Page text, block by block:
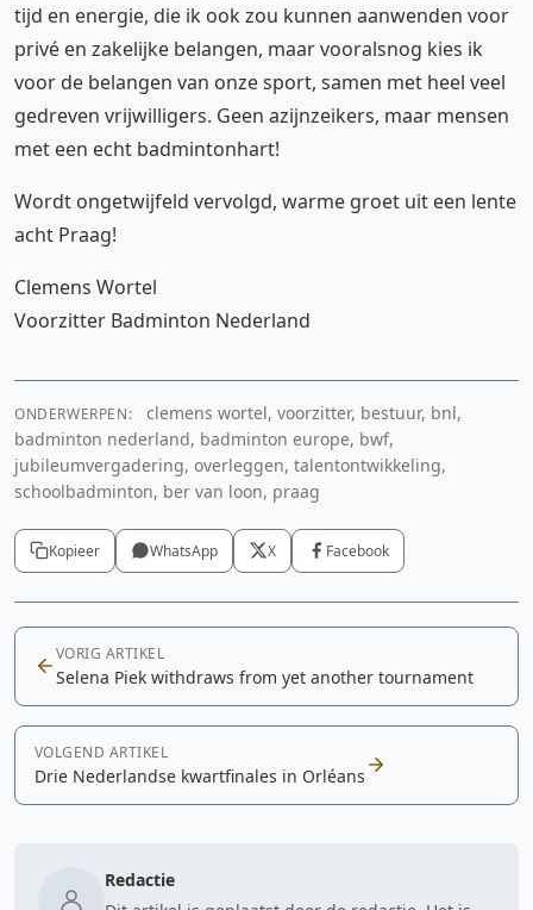
tijd en energie, die ik ook zou kunnen aanwenden voor
privé en zakelijke belangen, maar vooralsnog kies ik
voor de belangen van onze sport, samen met heel veel
gedreven vrijwilligers. Geen azijnzeikers, maar mensen
met een echt badmintonhart!
Wordt ongetwijfeld vervolgd, warme groet uit een lente
acht Praag!
Clemens Wortel
Voorzitter Badminton Nederland
ONDERWERPEN:
clemens wortel, voorzitter, bestuur, bnl,
badminton nederland, badminton europe, bwf,
jubileumvergadering, overleggen, talentontwikkeling,
schoolbadminton, ber van loon, praag
Kopieer WhatsApp X Facebook
VORIG ARTIKEL
Selena Piek withdraws from yet another tournament
VOLGEND ARTIKEL
Drie Nederlandse kwartfinales in Orléans
Redactie